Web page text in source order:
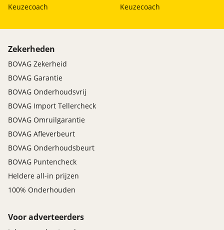
Keuzecoach
Keuzecoach
Zekerheden
BOVAG Zekerheid
BOVAG Garantie
BOVAG Onderhoudsvrij
BOVAG Import Tellercheck
BOVAG Omruilgarantie
BOVAG Afleverbeurt
BOVAG Onderhoudsbeurt
BOVAG Puntencheck
Heldere all-in prijzen
100% Onderhouden
Voor adverteerders